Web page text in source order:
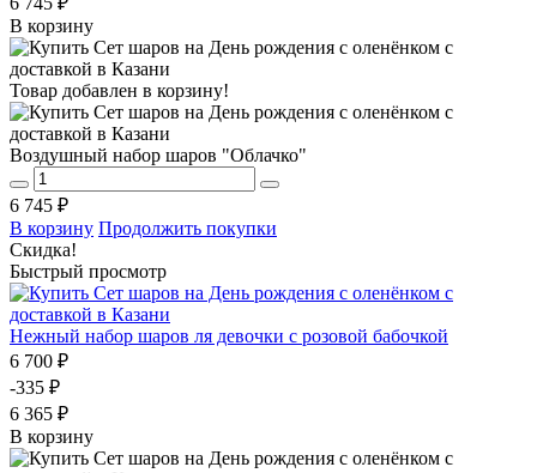
В корзину
Товар добавлен в корзину!
Воздушный набор шаров "Облачко"
6 745 ₽
В корзину Продолжить покупки
Скидка!
Быстрый просмотр
Нежный набор шаров ля девочки с розовой бабочкой
6 700 ₽
-335 ₽
6 365 ₽
В корзину